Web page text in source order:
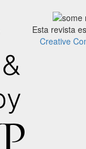
Esta revista
Creative